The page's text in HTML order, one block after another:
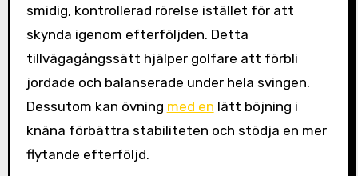
smidig, kontrollerad rörelse istället för att
skynda igenom efterföljden. Detta
tillvägagångssätt hjälper golfare att förbli
jordade och balanserade under hela svingen.
Dessutom kan övning med en lätt böjning i
knäna förbättra stabiliteten och stödja en mer
flytande efterföljd.